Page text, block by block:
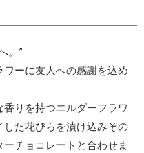
。”
ーに友人への感謝を込め
りを持つエルダーフラワ
た花びらを漬け込みその
チョコレートと合わせま